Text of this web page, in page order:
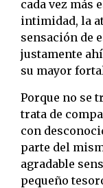
cada vez más
intimidad, la
sensación de
justamente
su mayor
Porque no se
trata de
con
parte del
agradable
pequeño